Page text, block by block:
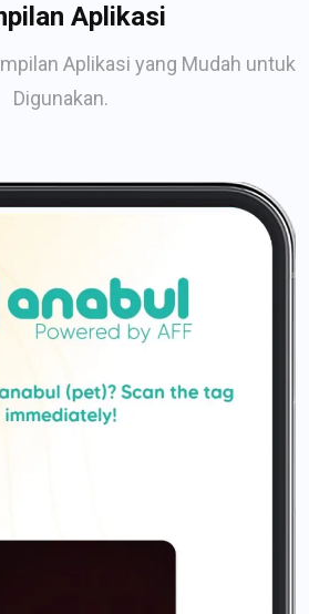
Aplikasi
Aplikasi yang Mudah untuk
Digunakan.